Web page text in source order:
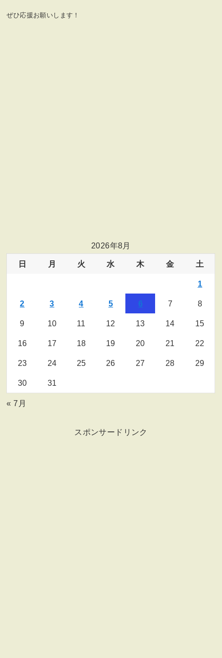
ぜひ応援お願いします！
2026年8月
日 月 火 水 木 金 土
1
2 3 4 5 6 7 8
9 10 11 12 13 14 15
16 17 18 19 20 21 22
23 24 25 26 27 28 29
30 31
« 7月
スポンサードリンク